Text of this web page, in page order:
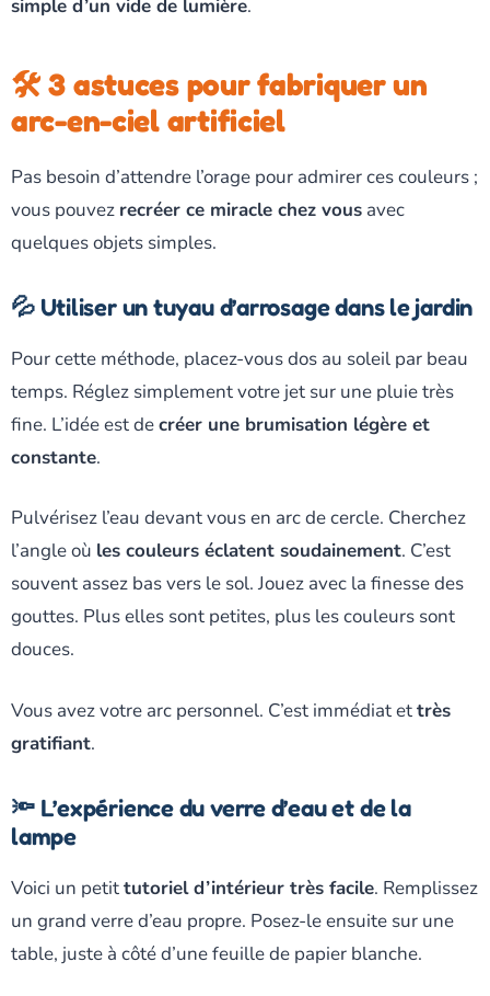
simple d’un vide de lumière.
🛠️ 3 astuces pour fabriquer un
arc-en-ciel artificiel
Pas besoin d’attendre l’orage pour admirer ces couleurs ;
vous pouvez recréer ce miracle chez vous avec
quelques objets simples.
💦 Utiliser un tuyau d’arrosage dans le jardin
Pour cette méthode, placez-vous dos au soleil par beau
temps. Réglez simplement votre jet sur une pluie très
fine. L’idée est decréer une brumisation légère et
constante.
Pulvérisez l’eau devant vous en arc de cercle. Cherchez
l’angle où les couleurs éclatent soudainement. C’est
souvent assez bas vers le sol. Jouez avec la finesse des
gouttes. Plus elles sont petites, plus les couleurs sont
douces.
Vous avez votre arc personnel. C’est immédiat ettrès
gratifiant.
🔦 L’expérience du verre d’eau et de la
lampe
Voici un petittutoriel d’intérieur très facile. Remplissez
un grand verre d’eau propre. Posez-le ensuite sur une
table, juste à côté d’une feuille de papier blanche.